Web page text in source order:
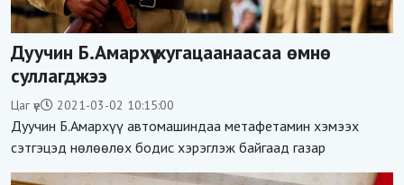
Дуучин Б.Амархүү хугацаанаасаа өмнө
суллагджээ
Цаг үе 2021-03-02 10:15:00
Дуучин Б.Амархүү автомашиндаа метафетамин хэмээх
сэтгэцэд нөлөөлөх бодис хэрэглэж байгаад газар